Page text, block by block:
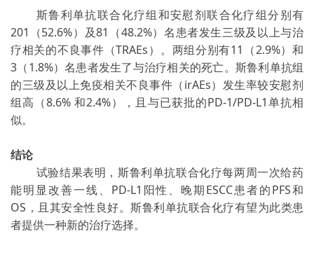
斯鲁利单抗联合化疗组和安慰剂联合化疗组分别有
201
（52.6%）及81 （48.2%）名患者发生三级及以上与治
疗相关的不良事件（TRAEs）。两组分别有11 （2.9%）和
3 （1.8%）名患者发生了与治疗相关的死亡。斯鲁利单抗组
的三级及以上免疫相关不良事件（irAEs）发生率较安慰剂
组高（8.6%和2.4%），且与已获批的PD-1/PD-L1单抗相
似。
结论
试验结果表明，斯鲁利单抗联合化疗每两周一次给药
能明显改善一线、 PD-L1 阳性、晚期ESCC患者的PFS和
OS ，且其安全性良好。斯鲁利单抗联合化疗有望为此类患
者提供一种新的治疗选择。